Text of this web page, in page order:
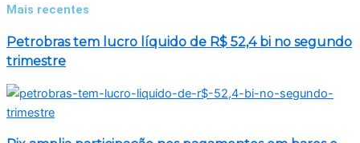
Mais recentes
Petrobras tem lucro líquido de R$ 52,4 bi no segundo
trimestre